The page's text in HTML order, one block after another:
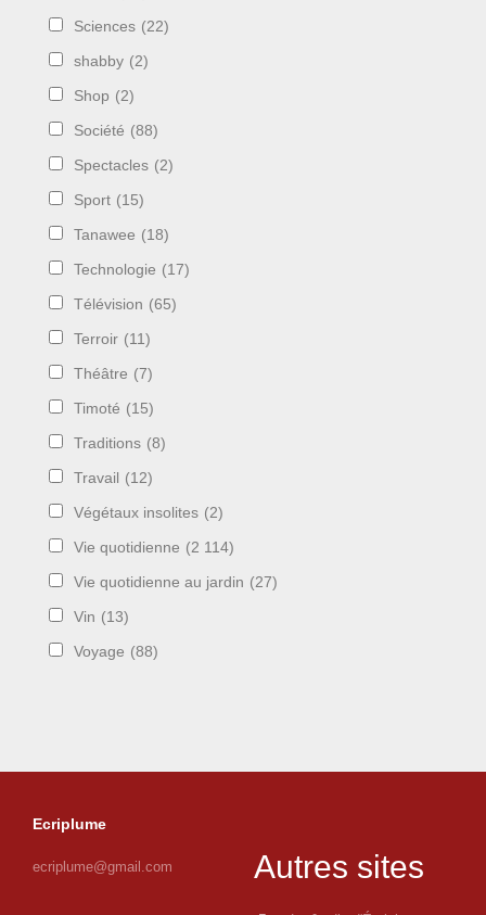
Sciences (22)
shabby (2)
Shop (2)
Société (88)
Spectacles (2)
Sport (15)
Tanawee (18)
Technologie (17)
Télévision (65)
Terroir (11)
Théâtre (7)
Timoté (15)
Traditions (8)
Travail (12)
Végétaux insolites (2)
Vie quotidienne (2 114)
Vie quotidienne au jardin (27)
Vin (13)
Voyage (88)
Ecriplume
ecriplume@gmail.com Autres sites